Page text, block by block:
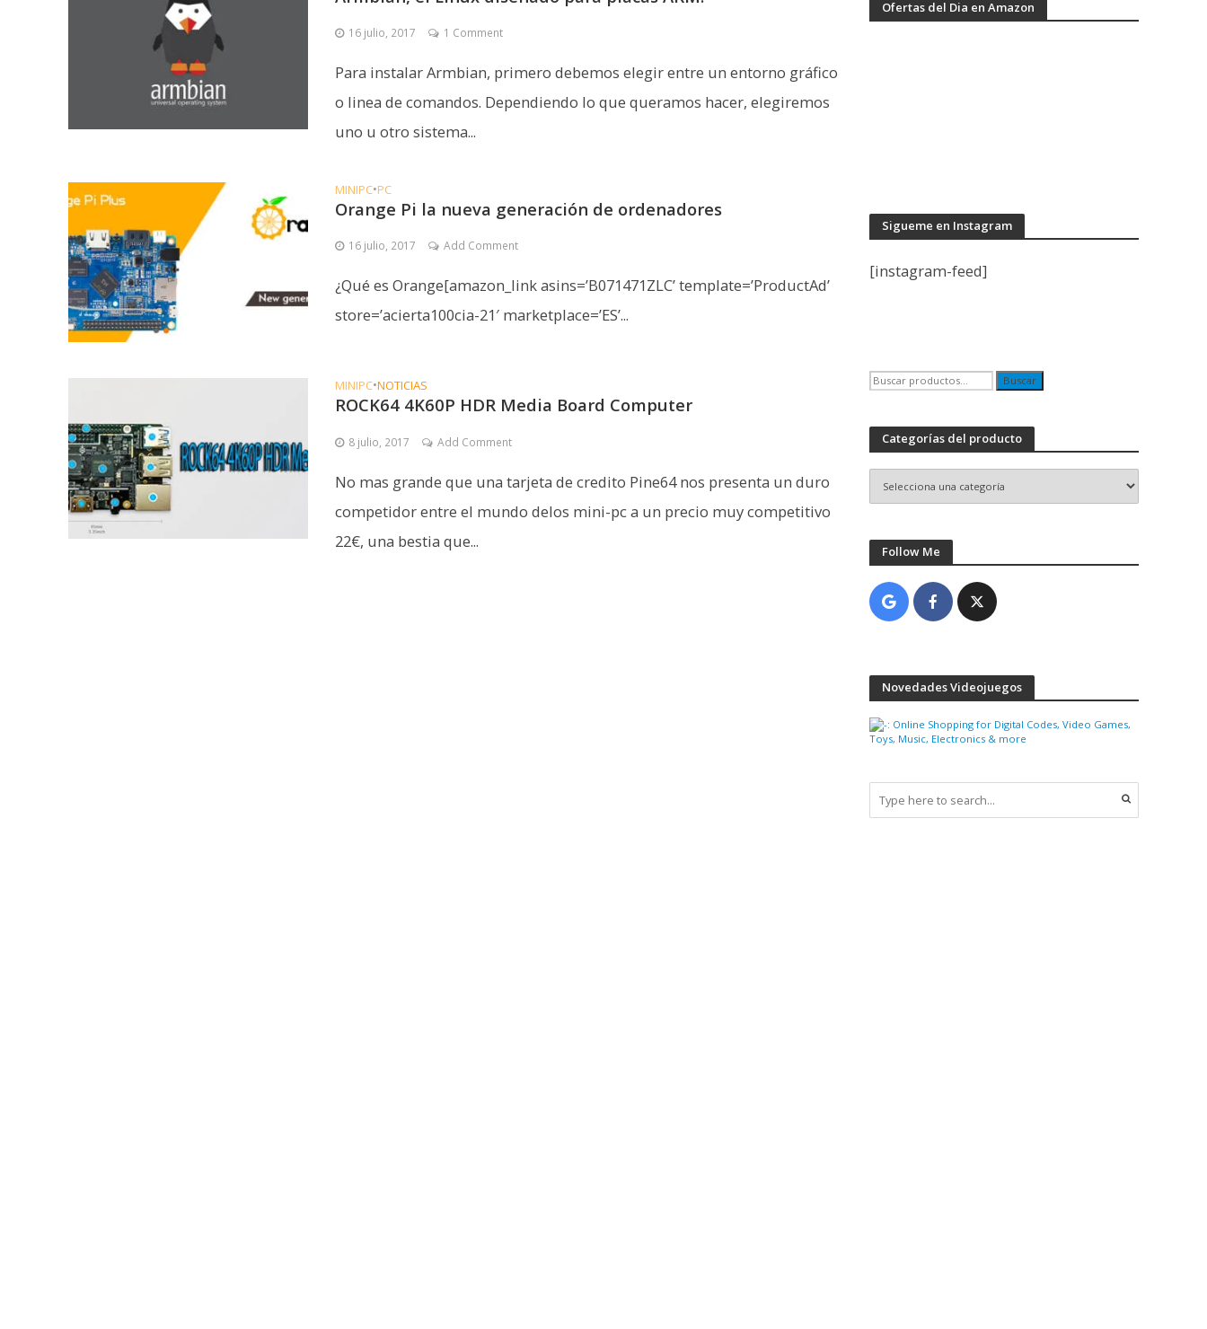
16 julio, 2017 1 Comment
Para instalar Armbian, primero debemos elegir entre un entorno gráfico
o linea de comandos. Dependiendo lo que queramos hacer, elegiremos
uno u otro sistema...
MINIPC•PC
Orange Pi la nueva generación de ordenadores
16 julio, 2017 Add Comment
¿Qué es Orange[amazon_link asins=’B071471ZLC’ template=’ProductAd’
store=’acierta100cia-21′ marketplace=’ES’...
MINIPC•NOTICIAS
ROCK64 4K60P HDR Media Board Computer
8 julio, 2017 Add Comment
No mas grande que una tarjeta de credito Pine64 nos presenta un duro
competidor entre el mundo delos mini-pc a un precio muy competitivo
22€, una bestia que...
Ofertas del Dia en Amazon
Sigueme en Instagram
[instagram-feed]
Buscar
por:
Buscar
Categorías del producto
Follow Me
Novedades Videojuegos